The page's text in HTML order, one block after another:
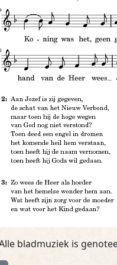
bladmuziek is